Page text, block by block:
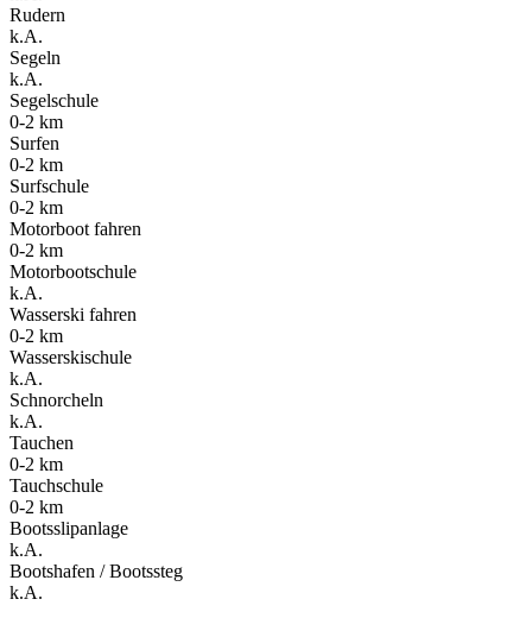
Rudern
k.A.
Segeln
k.A.
Segelschule
0-2 km
Surfen
0-2 km
Surfschule
0-2 km
Motorboot fahren
0-2 km
Motorbootschule
k.A.
Wasserski fahren
0-2 km
Wasserskischule
k.A.
Schnorcheln
k.A.
Tauchen
0-2 km
Tauchschule
0-2 km
Bootsslipanlage
k.A.
Bootshafen / Bootssteg
k.A.